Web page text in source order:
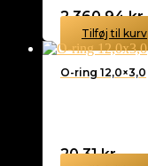
2.360,94kr.
Tilføj til kurv
O-ring 12,0×3,0
20,31kr.